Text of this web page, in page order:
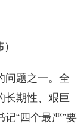
问题之一。全
长期性、艰巨
“四个最严”要